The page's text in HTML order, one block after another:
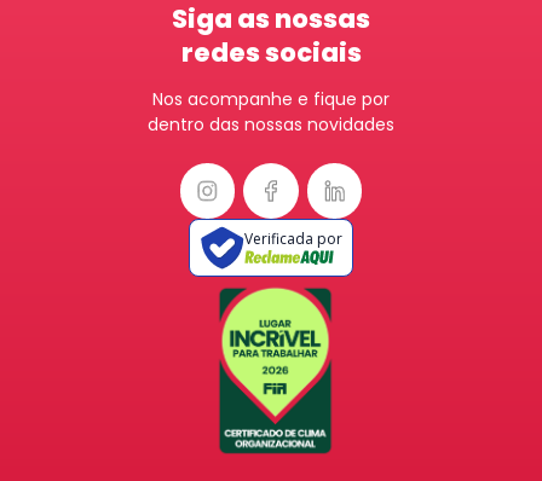
Siga as nossas
redes sociais
Nos acompanhe e fique por
dentro das nossas novidades
Verificada por